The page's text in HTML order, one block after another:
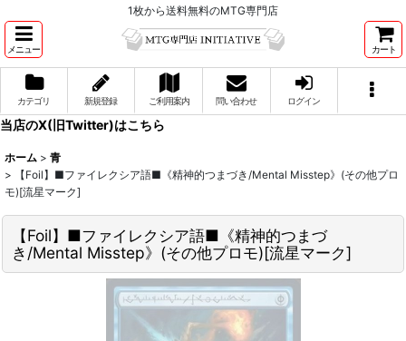
1枚から送料無料のMTG専門店
メニュー カート
カテゴリ 新規登録 ご利用案内 問い合わせ ログイン
当店のX(旧Twitter)はこちら
ホーム > 青
>
【Foil】■ファイレクシア語■《精神的つまづき/Mental Misstep》(その他プロ
モ)[流星マーク]
【Foil】■ファイレクシア語■《精神的つまづ
き/Mental Misstep》(その他プロモ)[流星マーク]